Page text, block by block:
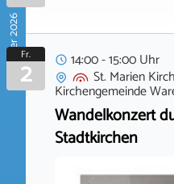
Oktober 2026Fr.
2
14:00 - 15:00 Uhr
St. Marien
Kirchengemeinde
Wandelkonzert
Stadtkirchen